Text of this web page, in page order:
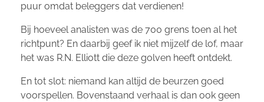
puur omdat beleggers dat verdienen!
Bij hoeveel analisten was de 700 grens toen al het
richtpunt? En daarbij geef ik niet mijzelf de lof, maar
het was R.N. Elliott die deze golven heeft ontdekt.
En tot slot: niemand kan altijd de beurzen goed
voorspellen. Bovenstaand verhaal is dan ook geen